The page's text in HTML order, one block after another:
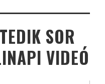
SOR
VIDEÓ